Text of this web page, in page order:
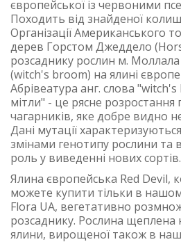
європейської із червоними
Походить від знайденої
Організації Американського
дерев Горстом Джеддело
розсаднику рослин м.
(witch's broom) на ялині
Абрівеатура анг. слова
мітли" - це рясне розростання
чагарників, яке добре видно
Дані мутації
змінами генотипу рослини та
роль у виведенні нових
Ялина європейська Red Devil,
можете купити тільки в
Flora UA, вегетативно
розсаднику. Рослина щеплена
ялини, вирощеної також в